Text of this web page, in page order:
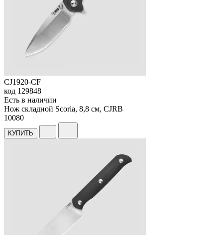
CJ1920-CF
код 129848
Есть в наличии
Нож складной Scoria, 8,8 см, CJRB
10080
КУПИТЬ